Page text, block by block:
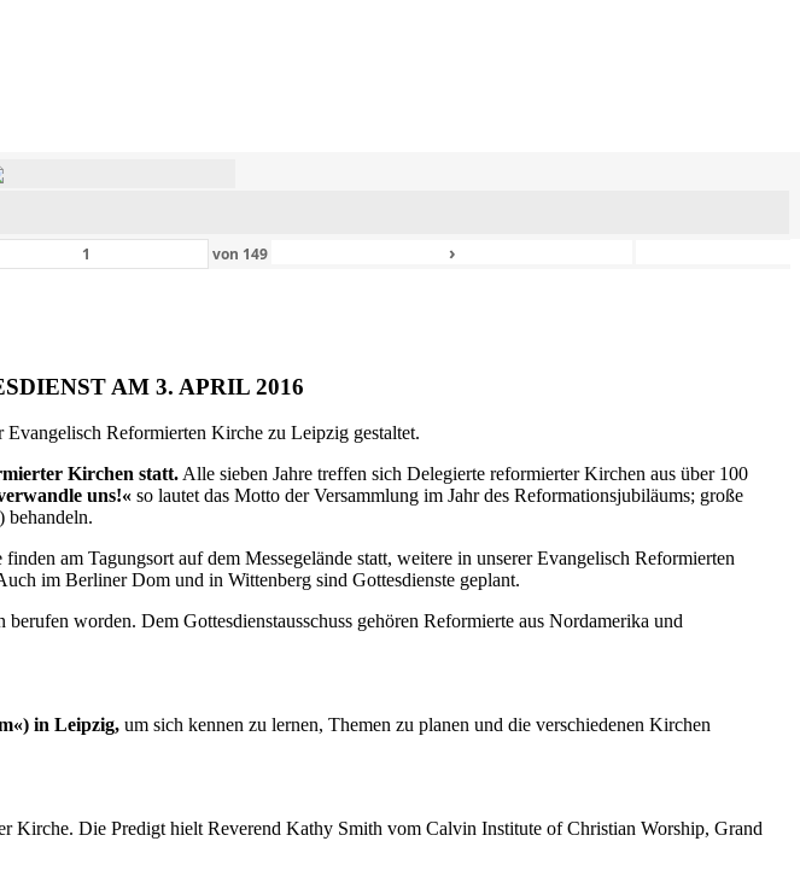
von 149 ›
AM 3. APRIL 2016
Reformierten Kirche zu Leipzig gestaltet.
Kirchen statt.Alle sieben Jahre treffen sich Delegierte reformierter Kirchen aus über 100
uns!« so lautet das Motto der Versammlung im Jahr des Reformationsjubiläums; große
behandeln.
am Tagungsort auf dem Messegelände statt, weitere in unserer Evangelisch Reformierten
im Berliner Dom und in Wittenberg sind Gottesdienste geplant.
worden. Dem Gottesdienstausschuss gehören Reformierte aus Nordamerika und
in Leipzig, um sich kennen zu lernen, Themen zu planen und die verschiedenen Kirchen
Kirche. Die Predigt hielt Reverend Kathy Smith vom Calvin Institute of Christian Worship, Grand